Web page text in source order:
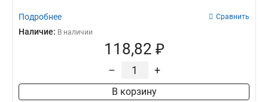
Подробнее Сравнить
Наличие: В наличии
118,82 ₽
– +
В корзину